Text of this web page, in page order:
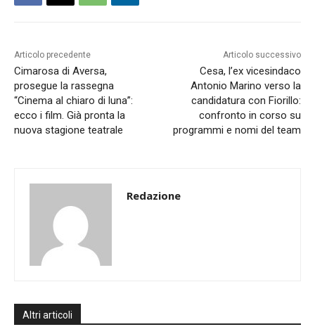
Articolo precedente
Cimarosa di Aversa,
prosegue la rassegna
“Cinema al chiaro di luna”:
ecco i film. Già pronta la
nuova stagione teatrale
Articolo successivo
Cesa, l’ex vicesindaco
Antonio Marino verso la
candidatura con Fiorillo:
confronto in corso su
programmi e nomi del team
Redazione
Altri articoli